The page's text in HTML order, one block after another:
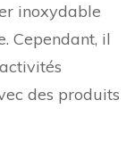
inoxydable
Cependant, il
des produits